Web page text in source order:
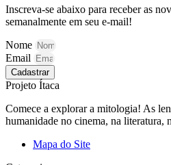
Inscreva-se abaixo para receber as
semanalmente em seu e-mail!
Nome
Email
Cadastrar
Projeto Ítaca
Comece a explorar a mitologia! As
humanidade no cinema, na literatura,
Mapa do Site